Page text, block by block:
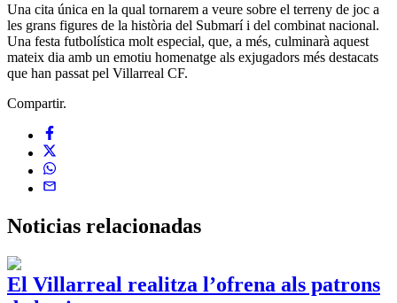
Una cita única en la qual tornarem a veure sobre el terreny de joc a
les grans figures de la història del Submarí i del combinat nacional.
Una festa futbolística molt especial, que, a més, culminarà aquest
mateix dia amb un emotiu homenatge als exjugadors més destacats
que han passat pel Villarreal CF.
Compartir.
Noticias relacionadas
El Villarreal realitza l’ofrena als patrons